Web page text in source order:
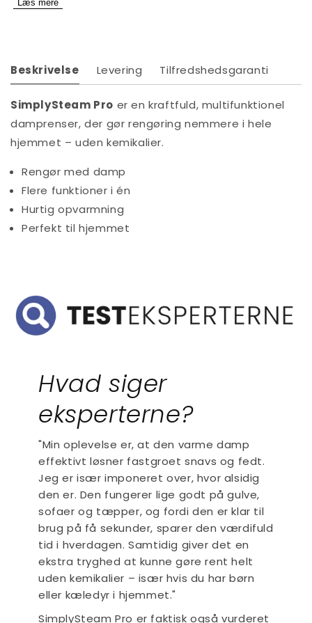
Læs mere
Beskrivelse Levering Tilfredshedsgaranti
SimplySteam Pro er en kraftfuld, multifunktionel
damprenser, der gør rengøring nemmere i hele
hjemmet – uden kemikalier.
Rengør med damp
Flere funktioner i én
Hurtig opvarmning
Perfekt til hjemmet
Hvad siger
eksperterne?
"Min oplevelse er, at den varme damp
effektivt løsner fastgroet snavs og fedt.
Jeg er især imponeret over, hvor alsidig
den er. Den fungerer lige godt på gulve,
sofaer og tæpper, og fordi den er klar til
brug på få sekunder, sparer den værdifuld
tid i hverdagen. Samtidig giver det en
ekstra tryghed at kunne gøre rent helt
uden kemikalier – især hvis du har børn
eller kæledyr i hjemmet."
SimplySteam Pro er faktisk også vurderet